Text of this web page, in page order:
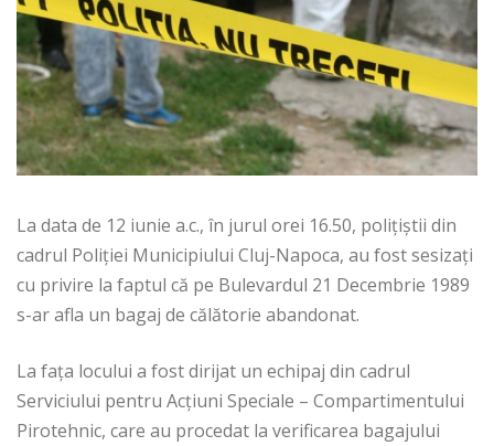
La data de 12 iunie a.c., în jurul orei 16.50, polițiștii din
cadrul Poliției Municipiului Cluj-Napoca, au fost sesizați
cu privire la faptul că pe Bulevardul 21 Decembrie 1989
s-ar afla un bagaj de călătorie abandonat.
La fața locului a fost dirijat un echipaj din cadrul
Serviciului pentru Acțiuni Speciale – Compartimentului
Pirotehnic, care au procedat la verificarea bagajului